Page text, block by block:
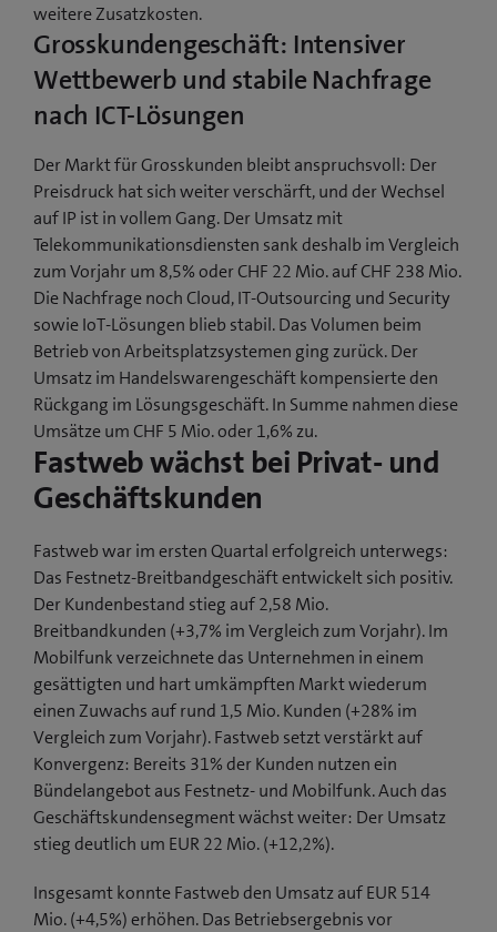
weitere Zusatzkosten.
Grosskundengeschäft: Intensiver
Wettbewerb und stabile Nachfrage
nach ICT-Lösungen
Der Markt für Grosskunden bleibt anspruchsvoll: Der
Preisdruck hat sich weiter verschärft, und der Wechsel
auf IP ist in vollem Gang. Der Umsatz mit
Telekommunikationsdiensten sank deshalb im Vergleich
zum Vorjahr um 8,5% oder CHF 22 Mio. auf CHF 238 Mio.
Die Nachfrage noch Cloud, IT-Outsourcing und Security
sowie IoT-Lösungen blieb stabil. Das Volumen beim
Betrieb von Arbeitsplatzsystemen ging zurück. Der
Umsatz im Handelswarengeschäft kompensierte den
Rückgang im Lösungsgeschäft. In Summe nahmen diese
Umsätze um CHF 5 Mio. oder 1,6% zu.
Fastweb wächst bei Privat- und
Geschäftskunden
Fastweb war im ersten Quartal erfolgreich unterwegs:
Das Festnetz-Breitbandgeschäft entwickelt sich positiv.
Der Kundenbestand stieg auf 2,58 Mio.
Breitbandkunden (+3,7% im Vergleich zum Vorjahr). Im
Mobilfunk verzeichnete das Unternehmen in einem
gesättigten und hart umkämpften Markt wiederum
einen Zuwachs auf rund 1,5 Mio. Kunden (+28% im
Vergleich zum Vorjahr). Fastweb setzt verstärkt auf
Konvergenz: Bereits 31% der Kunden nutzen ein
Bündelangebot aus Festnetz- und Mobilfunk. Auch das
Geschäftskundensegment wächst weiter: Der Umsatz
stieg deutlich um EUR 22 Mio. (+12,2%).
Insgesamt konnte Fastweb den Umsatz auf EUR 514
Mio. (+4,5%) erhöhen. Das Betriebsergebnis vor